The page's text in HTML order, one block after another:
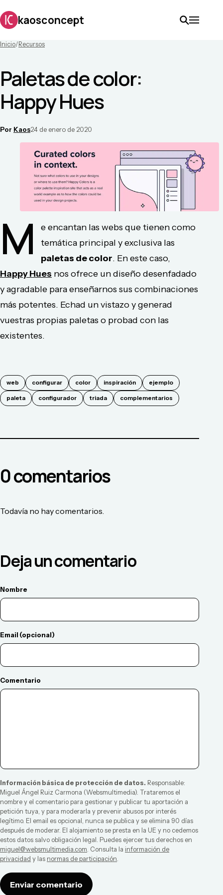
kaosconcept
Inicio/ Recursos
Paletas de color:
Happy Hues
Por Kaos24 de enero de 2020
M
e encantan las webs que tienen como
temática principal y exclusiva las
paletas de color. En este caso,
Happy Hues nos ofrece un diseño desenfadado
y agradable para enseñarnos sus combinaciones
más potentes. Echad un vistazo y generad
vuestras propias paletas o probad con las
existentes.
web configurar color inspiración ejemplo
paleta configurador triada complementarios
0comentarios
Todavía no hay comentarios.
Deja un comentario
Nombre
Email (opcional)
Comentario
Información básica de protección de datos. Responsable:
Miguel Ángel Ruiz Carmona (Websmultimedia). Trataremos el
nombre y el comentario para gestionar y publicar tu aportación a
petición tuya, y para moderarla y prevenir abusos por interés
legítimo. El email es opcional, nunca se publica y se elimina 90 días
después de moderar. El alojamiento se presta en la UE y no cedemos
estos datos salvo obligación legal. Puedes ejercer tus derechos en
miguel@websmultimedia.com. Consulta la información de
privacidad y las normas de participación.
Enviar comentario